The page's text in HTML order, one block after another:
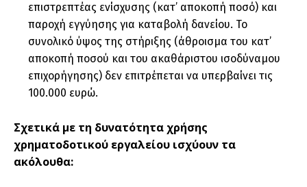
επιστρεπτέας ενίσχυσης (κατ’ αποκοπή ποσό) και
παροχή εγγύησης για καταβολή δανείου. Το
συνολικό ύψος της στήριξης (άθροισµα του κατ’
αποκοπή ποσού και του ακαθάριστου ισοδύναµου
επιχορήγησης) δεν επιτρέπεται να υπερβαίνει τις
100.000 ευρώ.
Σχετικά µε τη δυνατότητα χρήσης
χρηµατοδοτικού εργαλείου ισχύουν τα
ακόλουθα: